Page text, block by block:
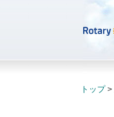
トップ